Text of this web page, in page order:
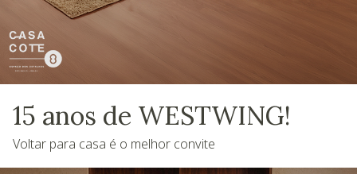
15 anos de WESTWING!
Voltar para casa é o melhor convite